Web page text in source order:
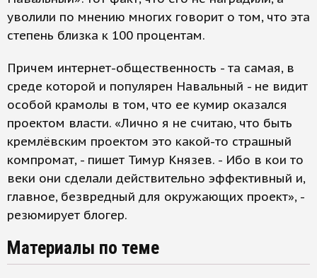
уволили по мнению многих говорит о том, что эта
степень близка к 100 процентам.
Причем интернет-общественность - та самая, в
среде которой и популярен Навальный - не видит
особой крамолы в том, что ее кумир оказался
проектом власти. «Лично я не считаю, что быть
кремлёвским проектом это какой-то страшный
компромат, - пишет Тимур Князев. - Ибо в кои то
веки они сделали действительно эффективный и,
главное, безвредный для окружающих проект», -
резюмирует блогер.
Материалы по теме